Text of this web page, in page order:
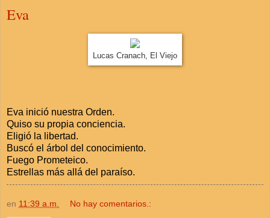
Eva
Lucas Cranach, El Viejo
Eva inició nuestra Orden.
Quiso su propia conciencia.
Eligió la libertad.
Buscó el árbol del conocimiento.
Fuego Prometeico.
Estrellas más allá del paraíso.
en 11:39 a.m. No hay comentarios.: